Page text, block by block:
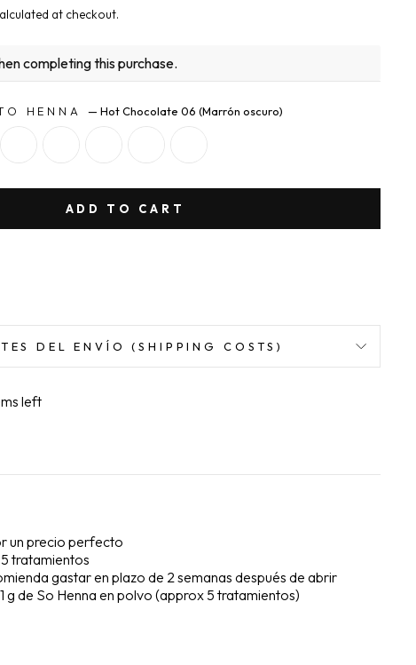
at checkout.
completing this purchase.
HENNA — Hot Chocolate 06 (Marrón oscuro)
ADD TO CART
DEL ENVÍO (SHIPPING COSTS)
left
un precio perfecto
tratamientos
gastar en plazo de 2 semanas después de abrir
g de So Henna en polvo (approx 5 tratamientos)